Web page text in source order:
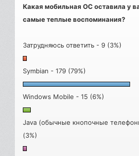
Какая мобильная ОС оставила у
самые теплые воспоминания?
Затрудняюсь ответить - 9 (3%)
Symbian - 179 (79%)
Windows Mobile - 15 (6%)
Java (обычные кнопочные
(3%)